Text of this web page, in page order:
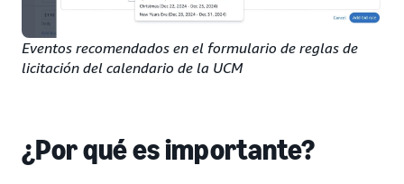
Eventos recomendados en el formulario de reglas de
licitación del calendario de la UCM
¿Por qué es importante?